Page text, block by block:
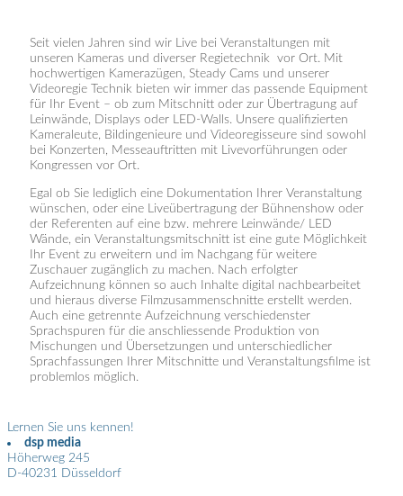
Seit vielen Jahren sind wir Live bei Veranstaltungen mit
unseren Kameras und diverser Regietechnik vor Ort. Mit
hochwertigen Kamerazügen, Steady Cams und unserer
Videoregie Technik bieten wir immer das passende Equipment
für Ihr Event – ob zum Mitschnitt oder zur Übertragung auf
Leinwände, Displays oder LED-Walls. Unsere qualifizierten
Kameraleute, Bildingenieure und Videoregisseure sind sowohl
bei Konzerten, Messeauftritten mit Livevorführungen oder
Kongressen vor Ort.
Egal ob Sie lediglich eine Dokumentation Ihrer Veranstaltung
wünschen, oder eine Liveübertragung der Bühnenshow oder
der Referenten auf eine bzw. mehrere Leinwände/ LED
Wände, ein Veranstaltungsmitschnitt ist eine gute Möglichkeit
Ihr Event zu erweitern und im Nachgang für weitere
Zuschauer zugänglich zu machen. Nach erfolgter
Aufzeichnung können so auch Inhalte digital nachbearbeitet
und hieraus diverse Filmzusammenschnitte erstellt werden.
Auch eine getrennte Aufzeichnung verschiedenster
Sprachspuren für die anschliessende Produktion von
Mischungen und Übersetzungen und unterschiedlicher
Sprachfassungen Ihrer Mitschnitte und Veranstaltungsfilme ist
problemlos möglich.
Lernen Sie uns kennen!
dsp media
Höherweg 245
D-40231 Düsseldorf